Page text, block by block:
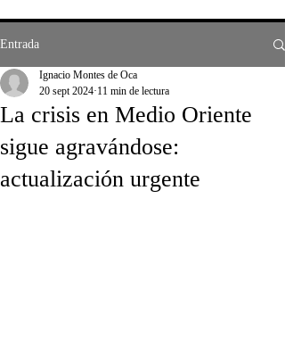
Entrada
La crisis en Medio Oriente
sigue agravándose:
actualización urgente
Ignacio Montes de Oca
20 sept 2024 11 min de lectura